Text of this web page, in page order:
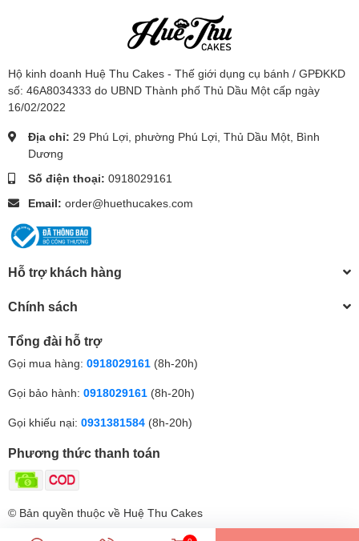
Hộ kinh doanh Huệ Thu Cakes - Thế giới dụng cụ bánh / GPĐKKD
số: 46A8034333 do UBND Thành phố Thủ Dầu Một cấp ngày
16/02/2022
Địa chỉ: 29 Phú Lợi, phường Phú Lợi, Thủ Dầu Một, Bình
Dương
Số điện thoại: 0918029161
Email: order@huethucakes.com
Hỗ trợ khách hàng
Chính sách
Tổng đài hỗ trợ
Gọi mua hàng: 0918029161 (8h-20h)
Gọi bảo hành: 0918029161 (8h-20h)
Gọi khiếu nại: 0931381584 (8h-20h)
Phương thức thanh toán
© Bản quyền thuộc về Huệ Thu Cakes